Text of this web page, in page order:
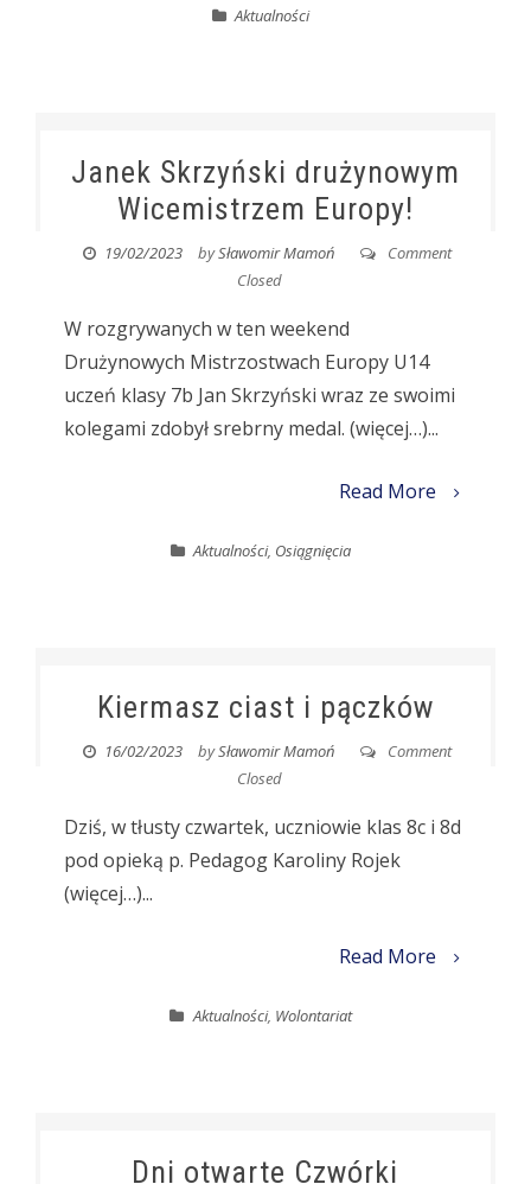
Aktualności
Janek Skrzyński drużynowym
Wicemistrzem Europy!
19/02/2023 bySławomir Mamoń
Comment
Closed
W rozgrywanych w ten weekend
Drużynowych Mistrzostwach Europy U14
uczeń klasy 7b Jan Skrzyński wraz ze swoimi
kolegami zdobył srebrny medal. (więcej…)...
Read More
Aktualności, Osiągnięcia
Kiermasz ciast i pączków
16/02/2023 bySławomir Mamoń
Comment
Closed
Dziś, w tłusty czwartek, uczniowie klas 8c i 8d
pod opieką p. Pedagog Karoliny Rojek
(więcej…)...
Read More
Aktualności, Wolontariat
Dni otwarte Czwórki